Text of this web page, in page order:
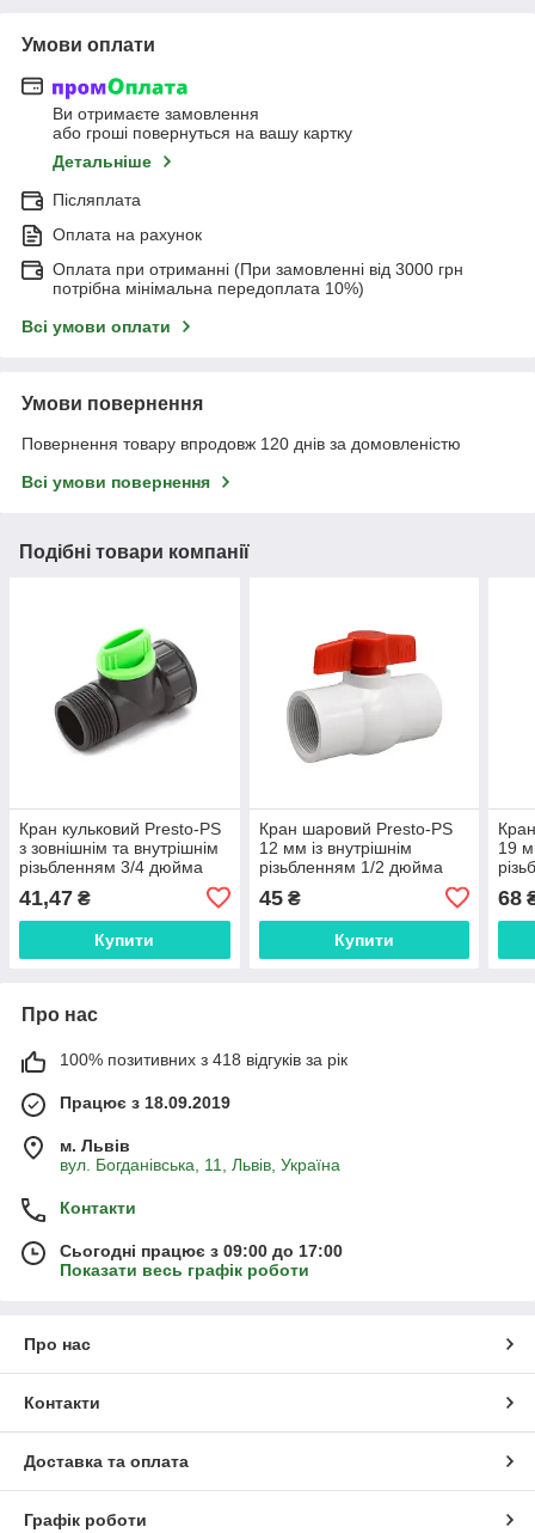
Умови оплати
Ви отримаєте замовлення
або гроші повернуться на вашу картку
Детальніше
Післяплата
Оплата на рахунок
Оплата при отриманні (При замовленні від 3000 грн
потрібна мінімальна передоплата 10%)
Всі умови оплати
Умови повернення
Повернення товару впродовж 120 днів за домовленістю
Всі умови повернення
Подібні товари компанії
Кран кульковий Presto-PS
з зовнішнім та внутрішнім
різьбленням 3/4 дюйма
41,47 ₴
Купити
Кран шаровий Presto-PS
12 мм із внутрішнім
різьбленням 1/2 дюйма
45₴
Купити
19
68
Про нас
100% позитивних з 418 відгуків за рік
Працює з 18.09.2019
м. Львів
вул. Богданівська, 11, Львів, Україна
Контакти
Сьогодні працює з 09:00 до 17:00
Показати весь графік роботи
Про нас
Контакти
Доставка та оплата
Графік роботи